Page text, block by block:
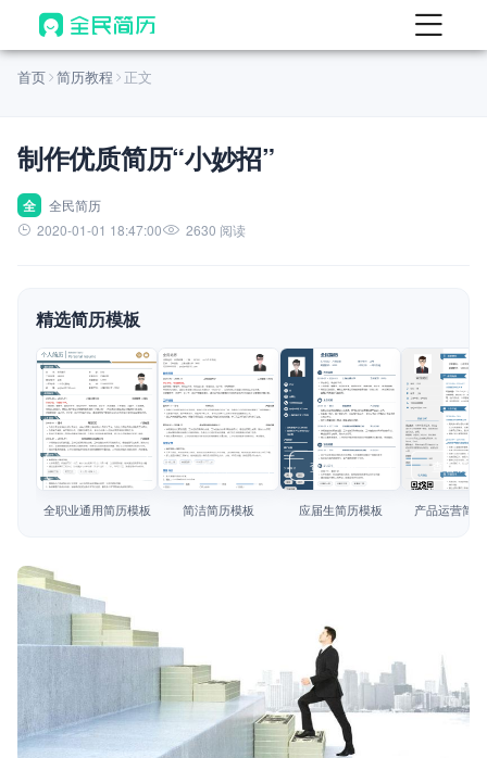
首页
AI 生成简历
AI 优化简历
AI 翻译简历
AI 模拟面试
面试自我介绍
AI 职场工具 New
简历模板
简历教程
首页 简历教程 正文
制作优质简历“小妙招”
全
全民简历
2020-01-01 18:47:00
2630 阅读
精选简历模板
查看模板
全职业通用简历模板
查看模板
简洁简历模板
查看模板
应届生简历模板
查看模板
产品运营简